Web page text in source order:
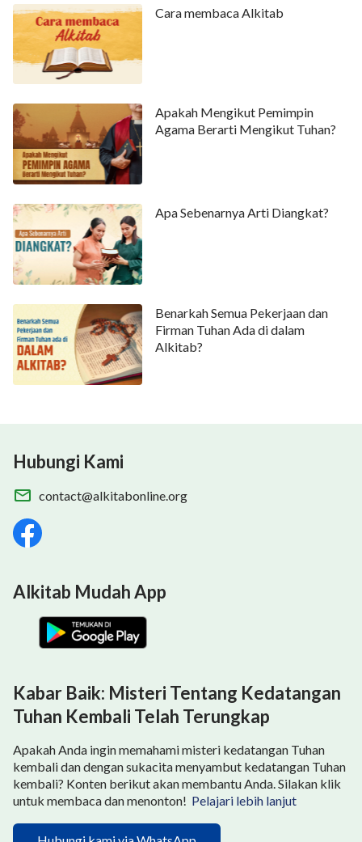
Cara membaca Alkitab
Apakah Mengikut Pemimpin
Agama Berarti Mengikut Tuhan?
Apa Sebenarnya Arti Diangkat?
Benarkah Semua Pekerjaan dan
Firman Tuhan Ada di dalam
Alkitab?
Hubungi Kami
contact@alkitabonline.org
Alkitab Mudah App
Kabar Baik: Misteri Tentang Kedatangan
Tuhan Kembali Telah Terungkap
Apakah Anda ingin memahami misteri kedatangan Tuhan
kembali dan dengan sukacita menyambut kedatangan Tuhan
kembali? Konten berikut akan membantu Anda. Silakan klik
untuk membaca dan menonton! Pelajari lebih lanjut